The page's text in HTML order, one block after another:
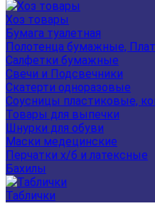
Хоз товары
Бумага туалетная
Полотенца бумажные,
Салфетки бумажные
Свечи и Подсвечники
Скатерти одноразовые
Соусницы пластиковые,
Товары для выпечки
Шнурки для обуви
Маски медецинские
Перчатки х/б и латексные
Бахилы
Таблички